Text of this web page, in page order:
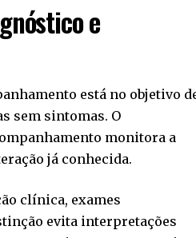
e
está no objetivo
sem sintomas. O
monitora a
já conhecida.
clínica, exames
evita interpretações